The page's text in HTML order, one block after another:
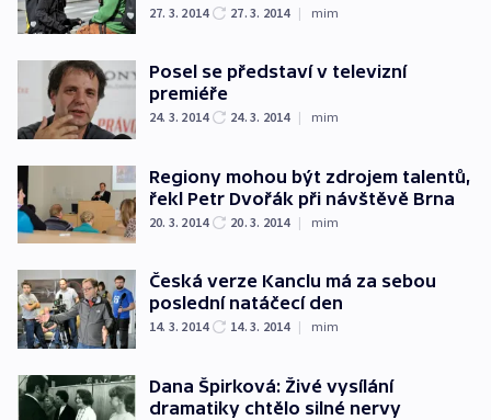
27. 3. 2014 27. 3. 2014 | mim
Posel se představí v televizní
premiéře
24. 3. 2014 24. 3. 2014 | mim
Regiony mohou být zdrojem talentů,
řekl Petr Dvořák při návštěvě Brna
20. 3. 2014 20. 3. 2014 | mim
Česká verze Kanclu má za sebou
poslední natáčecí den
14. 3. 2014 14. 3. 2014 | mim
Dana Špirková: Živé vysílání
dramatiky chtělo silné nervy